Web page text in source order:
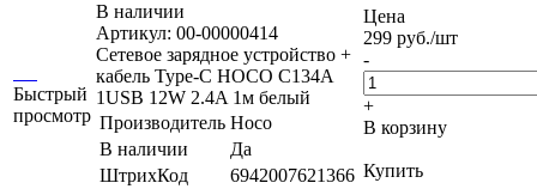
Быстрый
просмотр
В наличии
Артикул: 00-00000414
Сетевое зарядное устройство +
кабель Type-C HOCO C134A
1USB 12W 2.4A 1м белый
Производитель Hoco
В наличии
Да
ШтрихКод
6942007621366
Цена
299 руб./шт
-
+
В корзину
Купить